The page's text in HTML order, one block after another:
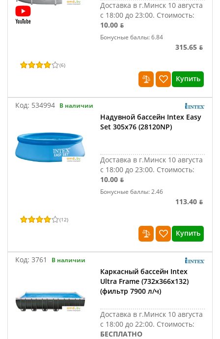
Доставка в г.Минск 10 августа
с 18:00 до 23:00. Стоимость:
10.00 ƃ
Бонусные баллы: 6.84
315.65 ƃ
(6)
Купить
Код: 534994 В наличии
Надувной бассейн Intex Easy
Set 305x76 (28120NP)
Доставка в г.Минск 10 августа
с 18:00 до 23:00. Стоимость:
10.00 ƃ
Бонусные баллы: 2.46
113.40 ƃ
(12)
Купить
Код: 3761 В наличии
Каркасный бассейн Intex
Ultra Frame (732х366х132)
(фильтр 7900 л/ч)
Доставка в г.Минск 10 августа
с 18:00 до 22:00. Стоимость:
БЕСПЛАТНО